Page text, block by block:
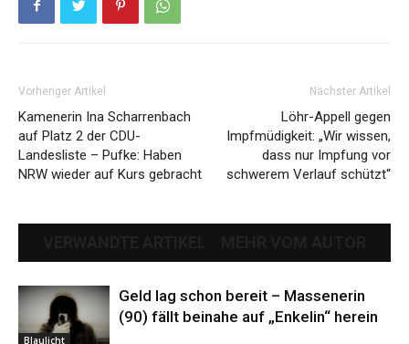
Vorheriger Artikel
Kamenerin Ina Scharrenbach
auf Platz 2 der CDU-
Landesliste – Pufke: Haben
NRW wieder auf Kurs gebracht
Nächster Artikel
Löhr-Appell gegen
Impfmüdigkeit: „Wir wissen,
dass nur Impfung vor
schwerem Verlauf schützt“
Blaulicht
Geld lag schon bereit – Massenerin
(90) fällt beinahe auf „Enkelin“ herein